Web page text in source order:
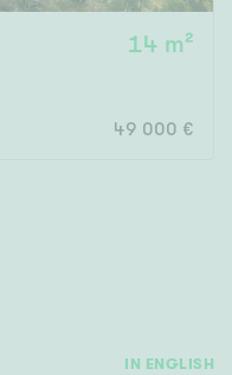
14 m²
49 000 €
IN ENGLISH